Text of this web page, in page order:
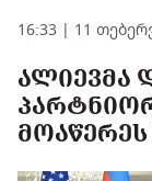
16:33 | 11
ᲐᲚᲘᲔᲕᲛᲐ